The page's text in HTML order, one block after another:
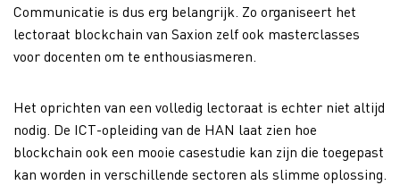
Communicatie is dus erg belangrijk. Zo organiseert het
lectoraat blockchain van Saxion zelf ook masterclasses
voor docenten om te enthousiasmeren.
Het oprichten van een volledig lectoraat is echter niet altijd
nodig. De ICT-opleiding van de HAN laat zien hoe
blockchain ook een mooie casestudie kan zijn die toegepast
kan worden in verschillende sectoren als slimme oplossing.